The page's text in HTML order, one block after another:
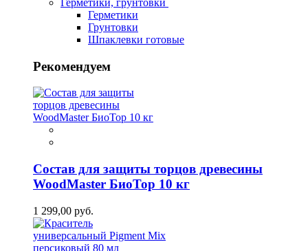
Герметики, грунтовки
Герметики
Грунтовки
Шпаклевки готовые
Рекомендуем
Состав для защиты торцов древесины
WoodMaster БиоТор 10 кг
1 299,00 руб.